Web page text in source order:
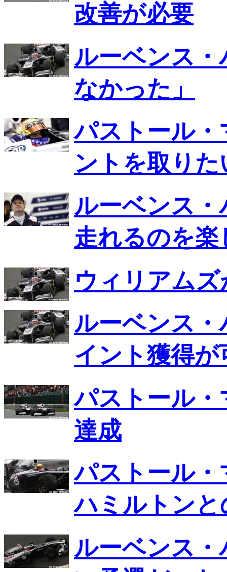
改善が必要
ルーベンス
なかった」
パストール
ントを取りた
ルーベンス
走れるのを
ウィリアム
ルーベンス
イント獲得
パストール
達成
パストール
ハミルトン
ルーベンス